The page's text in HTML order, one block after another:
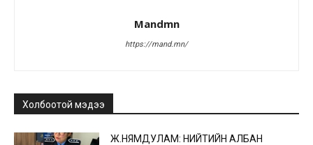
Mandmn
https://mand.mn/
Холбоотой мэдээ
Ж.НЯМДУЛАМ: НИЙТИЙН АЛБАН